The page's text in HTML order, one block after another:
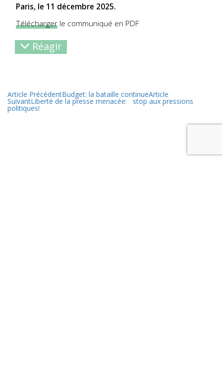
Paris, le 11 décembre 2025.
Télécharger le communiqué en PDF
Réagir
Article PrécédentBudget: la bataille continueArticle
SuivantLiberté de la presse menacée: stop aux pressions
politiques!